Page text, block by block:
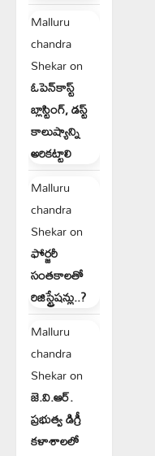
Malluru
chandra
Shekaron
ఓపెన్‌కాస్ట్
బ్లాస్టింగ్, డస్ట్
కాలుష్యాన్ని
అరికట్టాలి
Malluru
chandra
Shekaron
ఫోర్జరీ
సంతకాలతో
రిజిస్ట్రేషన్లు..?
Malluru
chandra
Shekaron
జె.వి.ఆర్.
ప్రభుత్వ డిగ్రీ
కళాశాలలో